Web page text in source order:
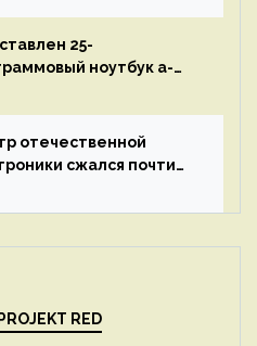
18 апреля
25-
ноутбук a-
DDR5 и шесть
отечественной
сжался почти
RED